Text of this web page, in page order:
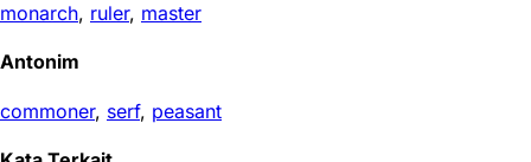
monarch, ruler, master
Antonim
commoner, serf, peasant